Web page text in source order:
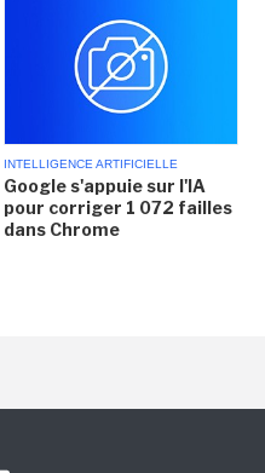
INTELLIGENCE ARTIFICIELLE
Google s'appuie sur l'IA
pour corriger 1 072 failles
dans Chrome